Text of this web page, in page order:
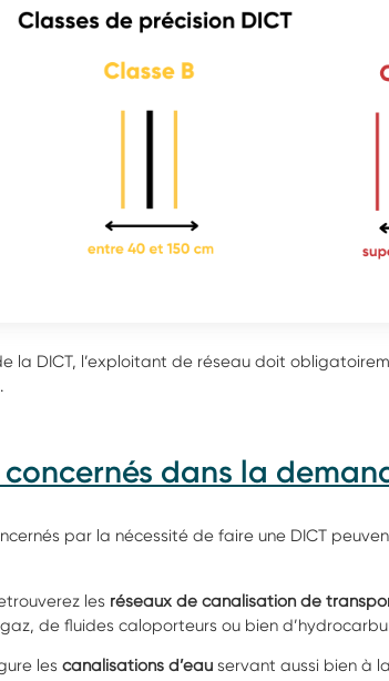
la DICT, l’exploitant de réseau doit
dans la
par la nécessité de faire une DICT
les réseaux de canalisation de
de fluides caloporteurs ou bien
les canalisations d’eau servant aussi bien à